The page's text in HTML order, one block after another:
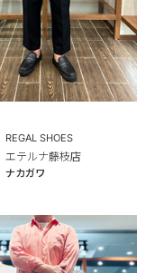
REGAL SHOES
エテルナ藤枝店
ナカガワ